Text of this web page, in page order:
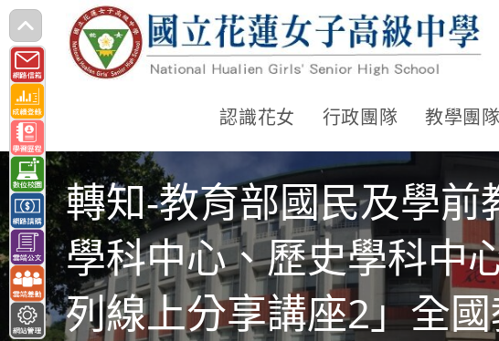
跳
轉
至
主
要
內
容
認識花女 行政團隊 教學團隊
轉知-教育部國民及學
學科中心、歷史學科中
列線上分享講座2」全